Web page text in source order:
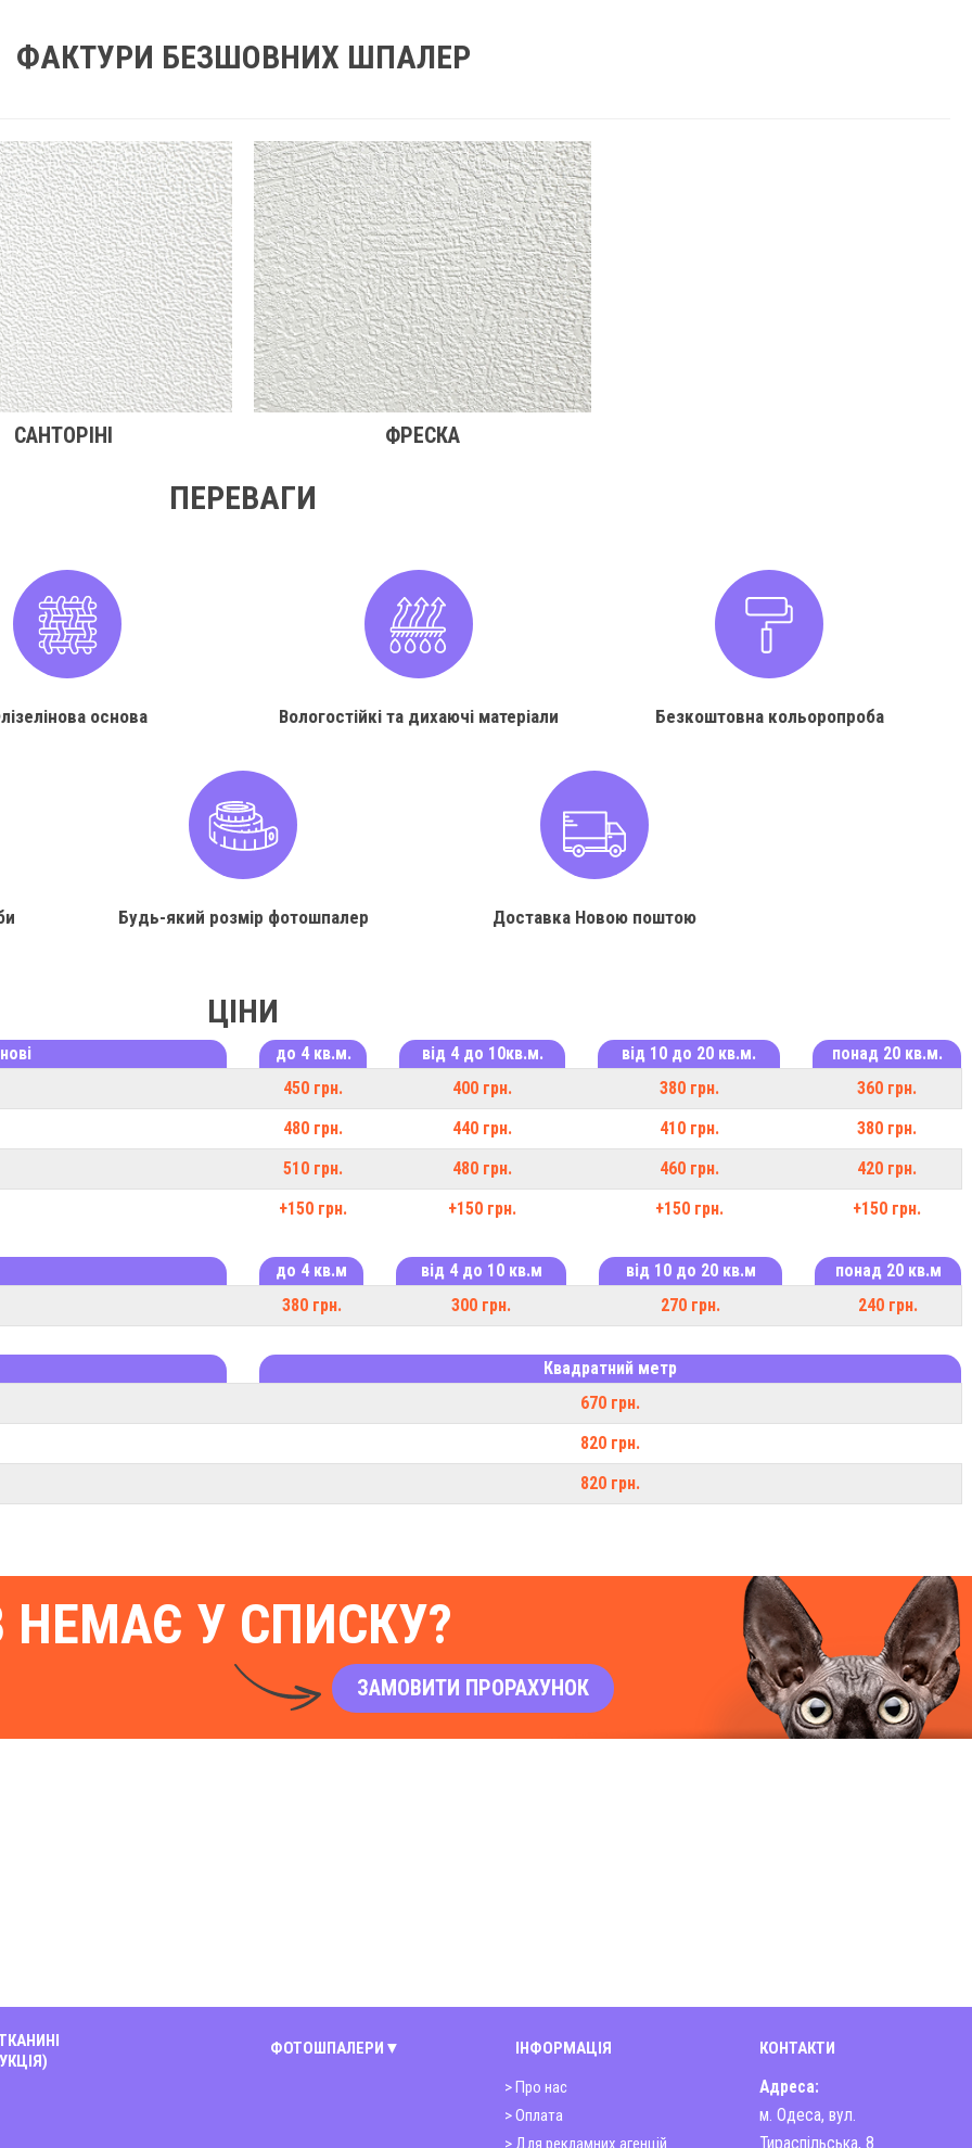
ФАКТУРИ БЕЗШОВНИХ ШПАЛЕР
САНТОРІНІ ФРЕСКА
ПЕРЕВАГИ
основа Вологостійкі та дихаючі матеріали Безкоштовна кольоропроба
Будь-який розмір фотошпалер Доставка Новою поштою
ЦІНИ
до 4 кв.м. від 4 до 10кв.м. від 10 до 20 кв.м.
понад 20 кв.м.
450 грн.
400 грн. 380 грн.
360 грн.
480 грн.
440 грн. 410 грн.
380 грн.
510 грн.
480 грн. 460 грн.
420 грн.
+150 грн.
+150 грн. +150 грн. +150 грн.
до 4 кв.м від 4 до 10 кв.м від 10 до 20 кв.м
понад 20 кв.м
380 грн.
300 грн. 270 грн. 240 грн.
Квадратний метр
670 грн.
820 грн.
820 грн.
НЕМАЄ У СПИСКУ?
ЗАМОВИТИ ПРОРАХУНОК
ФОТОШПАЛЕРИ
ІНФОРМАЦІЯ
> Про нас
> Оплата
> Для рекламних агенцій
КОНТАКТИ
Адреса:
м. Одеса, вул.
Тираспільська, 8